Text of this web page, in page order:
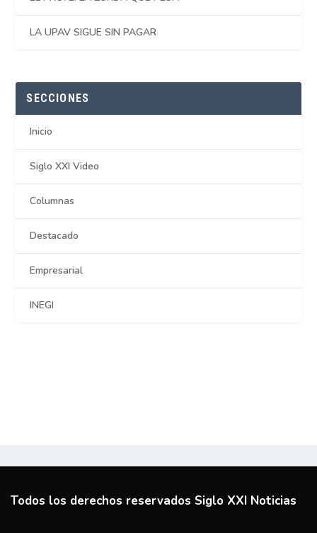
LA UPAV SIGUE SIN PAGAR
SECCIONES
Inicio
Siglo XXI Video
Columnas
Destacado
Empresarial
INEGI
Todos los derechos reservados Siglo XXI Noticias